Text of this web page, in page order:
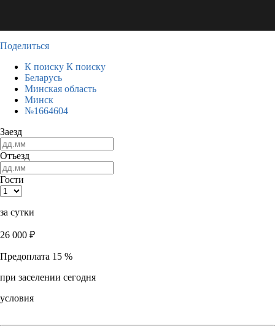
Поделиться
К поиску К поиску
Беларусь
Минская область
Минск
№1664604
Заезд
Отъезд
Гости
за сутки
26 000 ₽
Предоплата 15 %
при заселении сегодня
условия